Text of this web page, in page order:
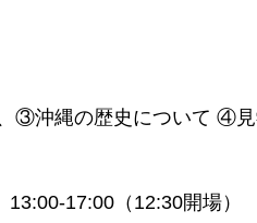
③沖縄の歴史について ④
17:00（12:30開場）